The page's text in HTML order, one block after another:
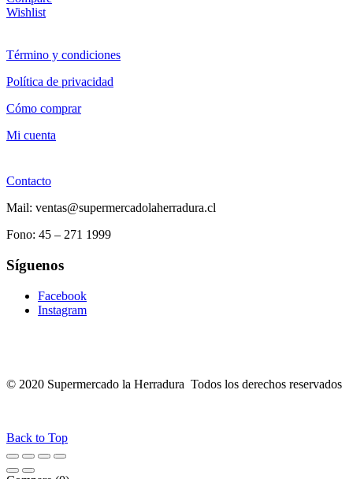
Wishlist
Término y condiciones
Política de privacidad
Cómo comprar
Mi cuenta
Contacto
Mail: ventas@supermercadolaherradura.cl
Fono: 45 – 271 1999
Síguenos
Facebook
Instagram
© 2020 Supermercado la Herradura Todos los derechos reservados
Back to Top